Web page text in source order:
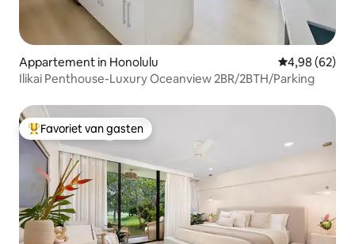
Appartement in Honolulu Gemiddelde
4,98 (62)
Ilikai Penthouse-Luxury Oceanview 2BR/2BTH/Parking
Topfavoriet van gasten
Favoriet van gasten